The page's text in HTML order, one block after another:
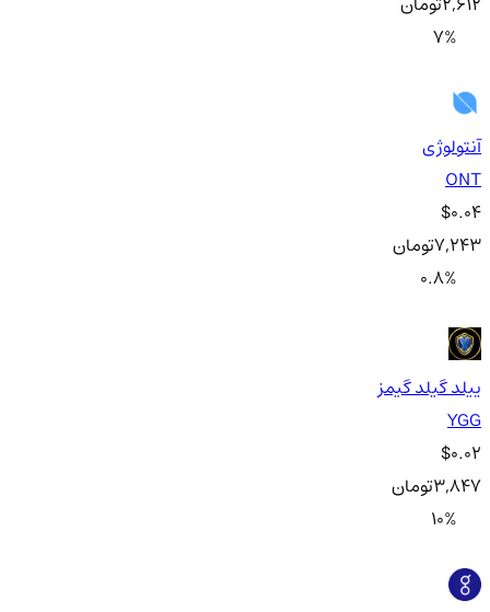
7%
آنتولوژی
ONT
$0.04
7,243تومان
0.8%
ییلد گیلد گیمز
YGG
$0.02
3,847تومان
10%